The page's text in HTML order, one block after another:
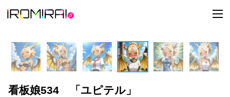
t
o
l
e
n
a
v
看板娘534 「ユピテル」